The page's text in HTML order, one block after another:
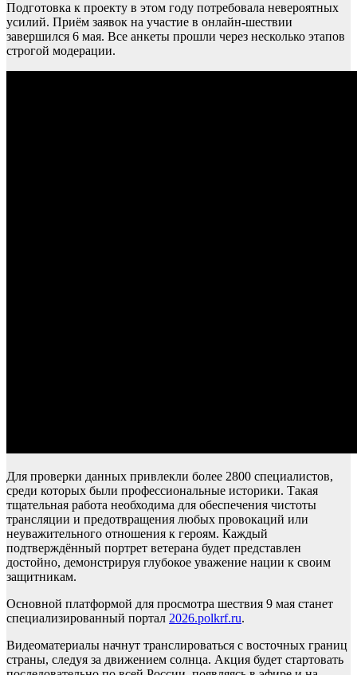
Подготовка к проекту в этом году потребовала невероятных
усилий. Приём заявок на участие в онлайн-шествии
завершился 6 мая. Все анкеты прошли через несколько этапов
строгой модерации.
Для проверки данных привлекли более 2800 специалистов,
среди которых были профессиональные историки. Такая
тщательная работа необходима для обеспечения чистоты
трансляции и предотвращения любых провокаций или
неуважительного отношения к героям. Каждый
подтверждённый портрет ветерана будет представлен
достойно, демонстрируя глубокое уважение нации к своим
защитникам.
Основной платформой для просмотра шествия 9 мая станет
специализированный портал 2026.polkrf.ru.
Видеоматериалы начнут транслироваться с восточных границ
страны, следуя за движением солнца. Акция будет стартовать